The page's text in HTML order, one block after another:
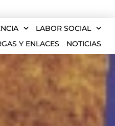
LABOR SOCIAL
Y ENLACES
NOTICIAS